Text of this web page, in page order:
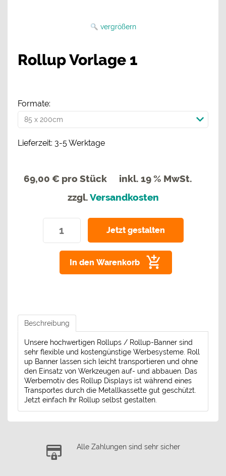
vergrößern
Rollup Vorlage 1
Formate:
Lieferzeit: 3-5 Werktage
69,00 € pro Stück
inkl. 19 % MwSt.
zzgl.Versandkosten
In den Warenkorb
Beschreibung
Unsere hochwertigen Rollups / Rollup-Banner sind
sehr flexible und kostengünstige Werbesysteme. Roll
up Banner lassen sich leicht transportieren und ohne
den Einsatz von Werkzeugen auf- und abbauen. Das
Werbemotiv des Rollup Displays ist während eines
Transportes durch die Metallkassette gut geschützt.
Jetzt einfach Ihr Rollup selbst gestalten.
Alle Zahlungen sind sehr sicher